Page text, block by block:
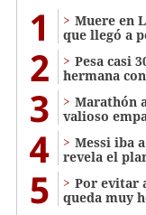
1
Muere en
que llegó a
2
Pesa casi
hermana
3
Marathón
valioso
4
Messi iba
revela el
5
Por evitar
queda muy